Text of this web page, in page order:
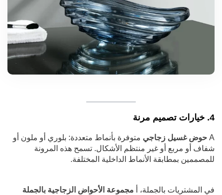
4. خيارات تصميم مرنة
A حوض غسيل زجاجي متوفرة بأنماط متعددة: بلوري أو ملون أو
شفاف أو مربع أو غير منتظم الأشكال. تسمح هذه المرونة
للمصممين بمطابقة الأنماط الداخلية المختلفة.
في المشتريات بالجملة، أ مجموعة الأحواض الزجاجية بالجملة